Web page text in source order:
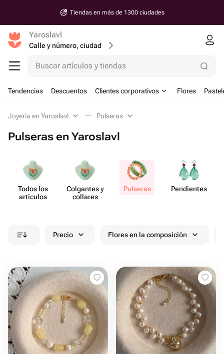
Tiendas en más de 1300 ciudades
Yaroslavl
Calle y número, ciudad
Buscar artículos y tiendas
Tendencias Descuentos Clientes corporativos Flores
Joyería en Yaroslavl Pulseras
Pulseras en Yaroslavl
Todos los
artículos
Colgantes y
collares
Pulseras Pend​ientes
Precio Flores en la composición